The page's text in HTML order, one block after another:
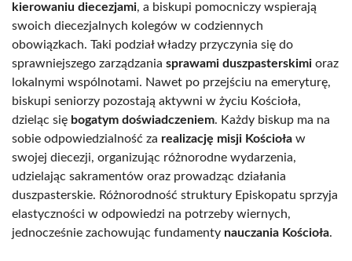
kierowaniu diecezjami, a biskupi pomocniczy wspierają
swoich diecezjalnych kolegów w codziennych
obowiązkach. Taki podział władzy przyczynia się do
sprawniejszego zarządzania sprawami duszpasterskimi oraz
lokalnymi wspólnotami. Nawet po przejściu na emeryturę,
biskupi seniorzy pozostają aktywni w życiu Kościoła,
dzieląc się bogatym doświadczeniem. Każdy biskup ma na
sobie odpowiedzialność za realizację misji Kościoła w
swojej diecezji, organizując różnorodne wydarzenia,
udzielając sakramentów oraz prowadząc działania
duszpasterskie. Różnorodność struktury Episkopatu sprzyja
elastyczności w odpowiedzi na potrzeby wiernych,
jednocześnie zachowując fundamenty nauczania Kościoła.